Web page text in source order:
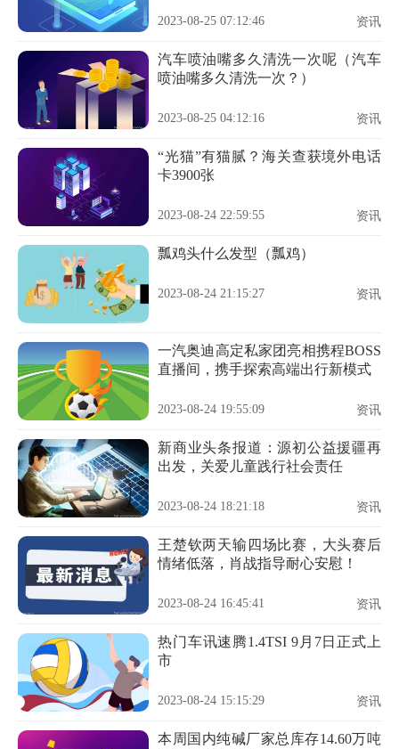
2023-08-25 07:12:46 资讯
汽车喷油嘴多久清洗一次呢（汽车
喷油嘴多久清洗一次？）
2023-08-25 04:12:16 资讯
“光猫”有猫腻？海关查获境外电话
卡3900张
2023-08-24 22:59:55 资讯
瓢鸡头什么发型（瓢鸡）
2023-08-24 21:15:27 资讯
一汽奥迪高定私家团亮相携程BOSS
直播间，携手探索高端出行新模式
2023-08-24 19:55:09 资讯
新商业头条报道：源初公益援疆再
出发，关爱儿童践行社会责任
2023-08-24 18:21:18 资讯
王楚钦两天输四场比赛，大头赛后
情绪低落，肖战指导耐心安慰！
2023-08-24 16:45:41 资讯
热门车讯速腾1.4TSI 9月7日正式上
市
2023-08-24 15:15:29 资讯
本周国内纯碱厂家总库存14.60万吨